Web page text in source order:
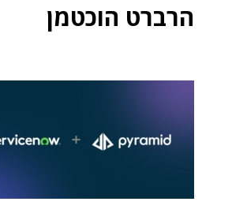
הרברט הוכטמן